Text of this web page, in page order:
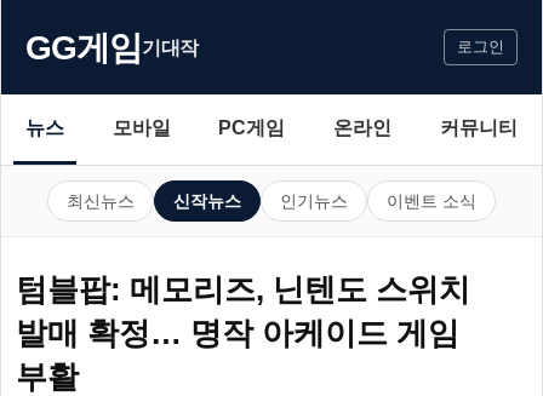
GG게임기대작 로그인
뉴스 모바일 PC게임 온라인 커뮤니티
최신뉴스 신작뉴스 인기뉴스 이벤트 소식
텀블팝: 메모리즈, 닌텐도 스위치
발매 확정… 명작 아케이드 게임
부활